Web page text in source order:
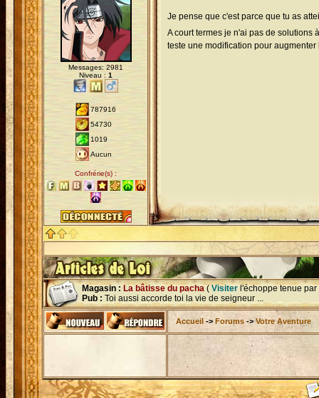
Messages: 2981
Niveau : 1
787916
54730
1019
Aucun
Confrérie(s) :
Je pense que c'est parce que tu as
A court termes je n'ai pas de
teste une modification pour
Magasin : La bâtisse du pacha ( Visiter l'échoppe tenue par
Pub : Toi aussi accorde toi la vie de seigneur ...
Accueil -> Forums ->Votre Aventure